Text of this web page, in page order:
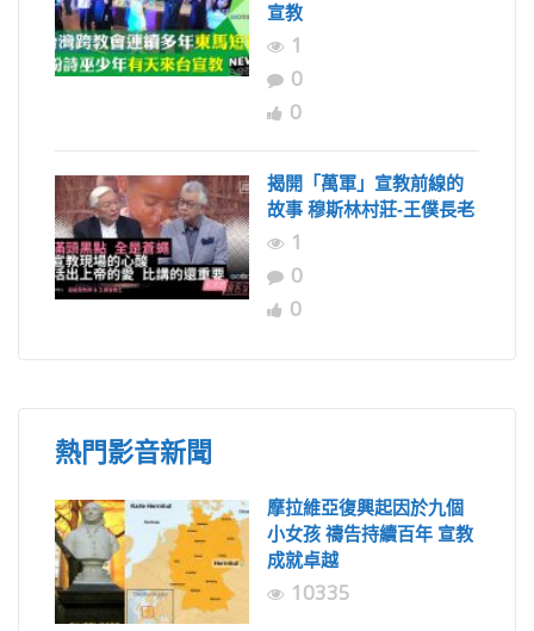
宣教
1
0
0
揭開「萬軍」宣教前線的
故事 穆斯林村莊-王僕長老
1
0
0
熱門影音新聞
摩拉維亞復興起因於九個
小女孩 禱告持續百年 宣教
成就卓越
10335